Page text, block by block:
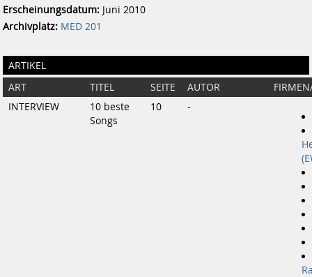
Erscheinungsdatum: Juni 2010
Archivplatz: MED 201
ARTIKEL
ART TITEL SEITE AUTOR
INTERVIEW
10 beste
Songs
10 -